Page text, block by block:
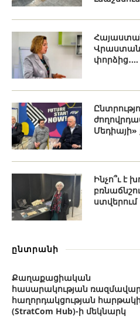
փորձից․...
Ինչո՞ւ է
ստվերում
ընտրանի
Քաղաքացիական
հասարակության
հաղորդակցության
(StratCom Hub)-ի մեկնարկ